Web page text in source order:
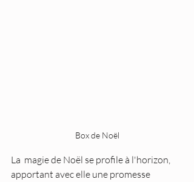
Box de Noël
La  magie de Noël se profile à l'horizon,
apportant avec elle une promesse